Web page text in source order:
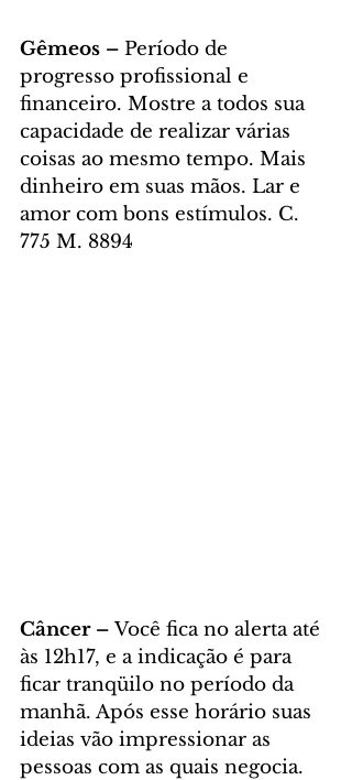
Gêmeos – Período de
progresso profissional e
financeiro. Mostre a todos sua
capacidade de realizar várias
coisas ao mesmo tempo. Mais
dinheiro em suas mãos. Lar e
amor com bons estímulos. C.
775 M. 8894
Câncer – Você fica no alerta até
às 12h17, e a indicação é para
ficar tranqüilo no período da
manhã. Após esse horário suas
ideias vão impressionar as
pessoas com as quais negocia.